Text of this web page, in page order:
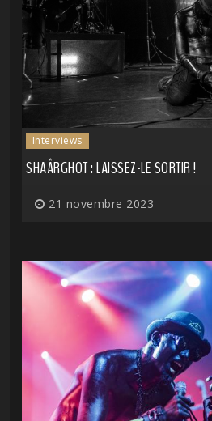
Interviews
SHAÂRGHOT : LAISSEZ-LE SORTIR !
21 novembre 2023